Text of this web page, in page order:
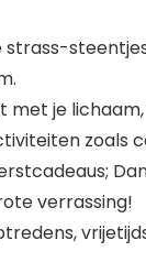
je
zoals
verrassing!